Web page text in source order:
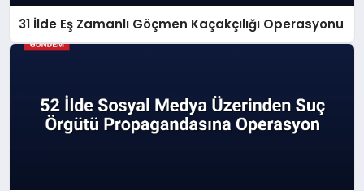
31 İlde Eş Zamanlı Göçmen Kaçakçılığı Operasyonu